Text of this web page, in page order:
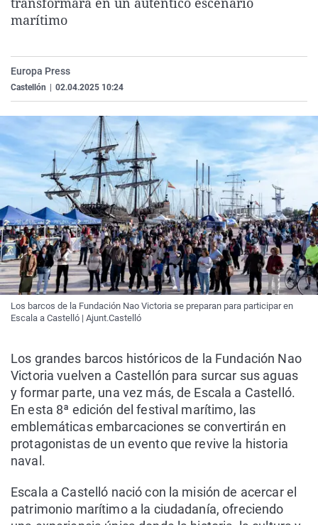
La rosa de los vientos
Como el perro y el
Caso
Equipo de
Extremadura
La Rioja
Virales
Elecciones
marítimo
Europa Press
Castellón 02.04.2025 10:24
Los barcos de la Fundación Nao Victoria se preparan para participar en
Escala a Castelló | Ajunt.Castelló
Los grandes barcos históricos de la Fundación Nao
Victoria vuelven a Castellón para surcar sus aguas
y formar parte, una vez más, de Escala a Castelló.
En esta 8ª edición del festival marítimo, las
emblemáticas embarcaciones se convertirán en
protagonistas de un evento que revive la historia
naval.
Escala a Castelló nació con la misión de acercar el
patrimonio marítimo a la ciudadanía, ofreciendo